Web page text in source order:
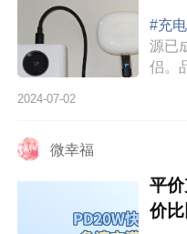
#充
源已
侣。
和
2024-07-02
微幸福
平
价